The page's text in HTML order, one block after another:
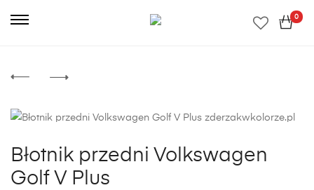
0
Błotnik przedni Volkswagen
Golf V Plus